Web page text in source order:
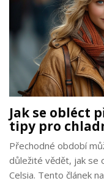
Jak se obléct
tipy pro
Přechodné období
důležité vědět, jak se
Celsia. Tento článek